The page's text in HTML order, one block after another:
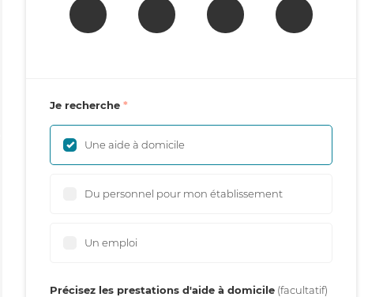
Je recherche
Une aide à domicile
Du personnel pour mon établissement
Un emploi
Précisez les prestations d'aide à domicile